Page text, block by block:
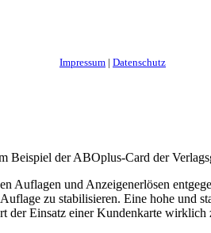
Impressum | Datenschutz
Beispiel der ABOplus-Card der
Auflagen und Anzeigenerlösen
zu stabilisieren. Eine hohe und
der Einsatz einer Kundenkarte